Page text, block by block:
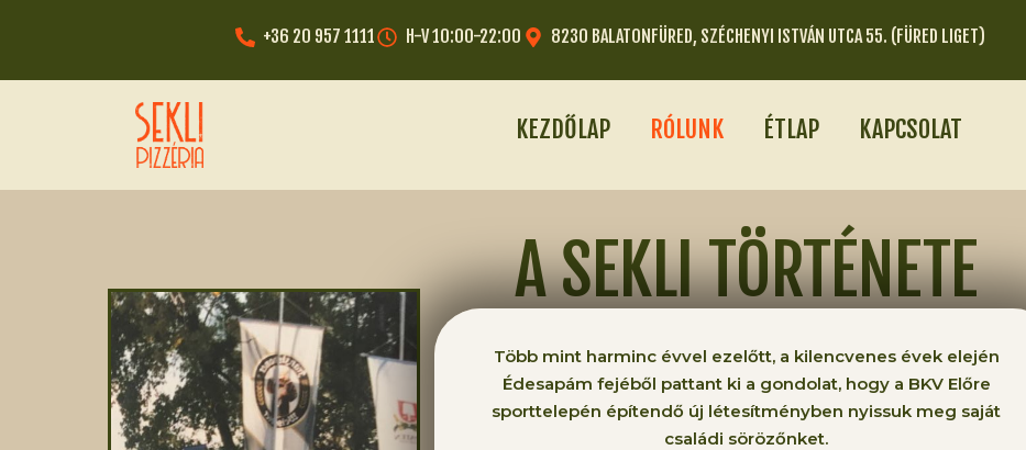
+36 20 957 1111 H-V 10:00-22:00 8230 BALATONFÜRED, SZÉCHENYI ISTVÁN UTCA 55. (FÜRED LIGET)
KEZDŐLAP RÓLUNK ÉTLAP KAPCSOLAT
A SEKLI TÖRTÉNETE
Több mint harminc évvel ezelőtt, a kilencvenes évek elején
Édesapám fejéből pattant ki a gondolat, hogy a BKV Előre
sporttelepén építendő új létesítményben nyissuk meg saját
családi sörözőnket.